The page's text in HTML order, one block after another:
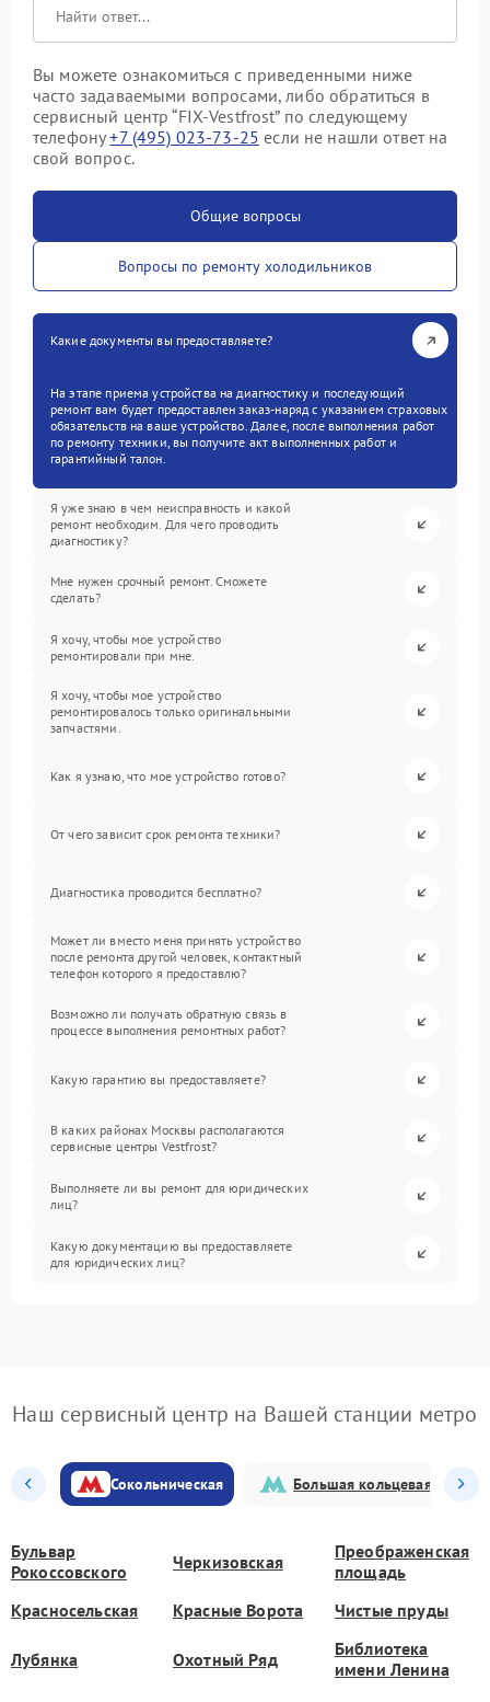
Вы можете ознакомиться с приведенными ниже
часто задаваемыми вопросами, либо обратиться в
сервисный центр “FIX-Vestfrost” по следующему
телефону+7 (495) 023-73-25 если не нашли ответ на
свой вопрос.
Общие вопросы
Вопросы по ремонту холодильников
Какие документы вы предоставляете?
На этапе приема устройства на диагностику и последующий
ремонт вам будет предоставлен заказ-наряд с указанием страховых
обязательств на ваше устройство. Далее, после выполнения работ
по ремонту техники, вы получите акт выполненных работ и
гарантийный талон.
Я уже знаю в чем неисправность и какой
ремонт необходим. Для чего проводить
диагностику?
Мне нужен срочный ремонт. Сможете
сделать?
Я хочу, чтобы мое устройство
ремонтировали при мне.
Я хочу, чтобы мое устройство
ремонтировалось только оригинальными
запчастями.
Как я узнаю, что мое устройство готово?
От чего зависит срок ремонта техники?
Диагностика проводится бесплатно?
Может ли вместо меня принять устройство
после ремонта другой человек, контактный
телефон которого я предоставлю?
Возможно ли получать обратную связь в
процессе выполнения ремонтных работ?
Какую гарантию вы предоставляете?
В каких районах Москвы располагаются
сервисные центры Vestfrost?
Выполняете ли вы ремонт для юридических
лиц?
Какую документацию вы предоставляете
для юридических лиц?
Наш сервисный центр на Вашей станции метро
Сокольническая Большая кольцевая
Бульвар
Рокоссовского
Черкизовская
Преображенская
площадь
Красносельская
Красные Ворота Чистые пруды
Лубянка Охотный Ряд
Библиотека
имени Ленина